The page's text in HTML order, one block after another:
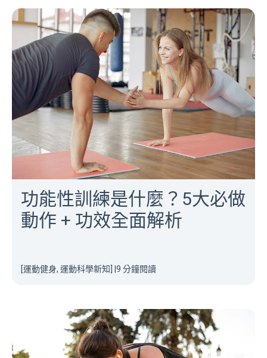
功能性訓練是什麼？5大必做
動作 + 功效全面解析
[運動健身, 運動科學新知] 9 分鐘閱讀